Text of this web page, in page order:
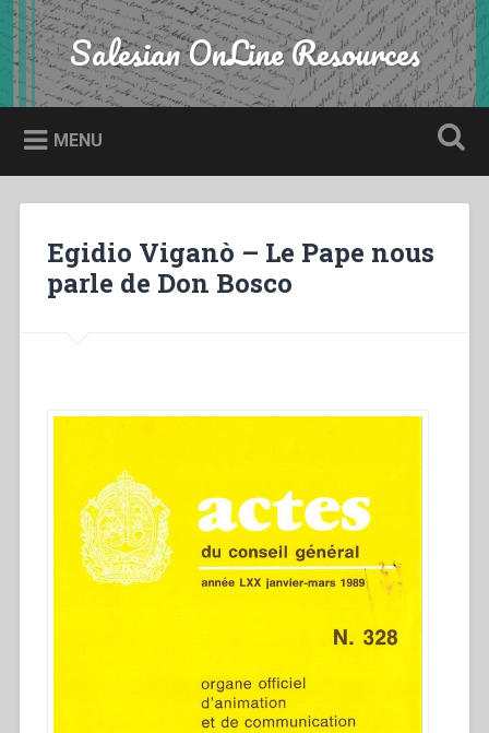
Skip
to
content
Search Salesian OnLine Resources
MENU
Egidio Viganò – Le Pape nous
parle de Don Bosco